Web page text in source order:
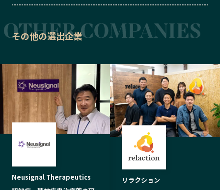
その他の選出企業
Neusignal Therapeutics
リラクション